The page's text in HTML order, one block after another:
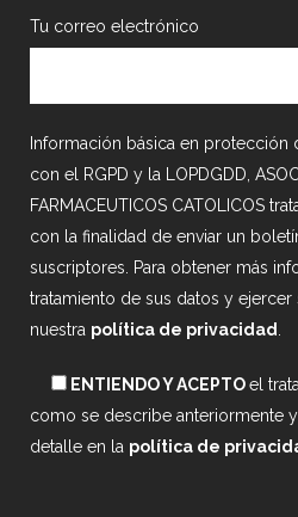
Tu correo electrónico
Información básica en
con el RGPD y la LOPDGDD,
FARMACEUTICOS CATOLICOS
con la finalidad de enviar un
suscriptores. Para obtener más
tratamiento de sus datos y ejercer
nuestra política de privacidad
ENTIENDO Y ACEPTOel
como se describe anteriormente
detalle en la política de